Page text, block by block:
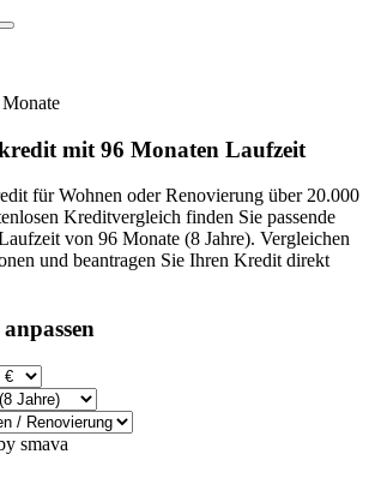
mit 96 Monaten Laufzeit
für Wohnen oder Renovierung über 20.000
Kreditvergleich finden Sie passende
von 96 Monate (8 Jahre). Vergleichen
und beantragen Sie Ihren Kredit direkt
smava